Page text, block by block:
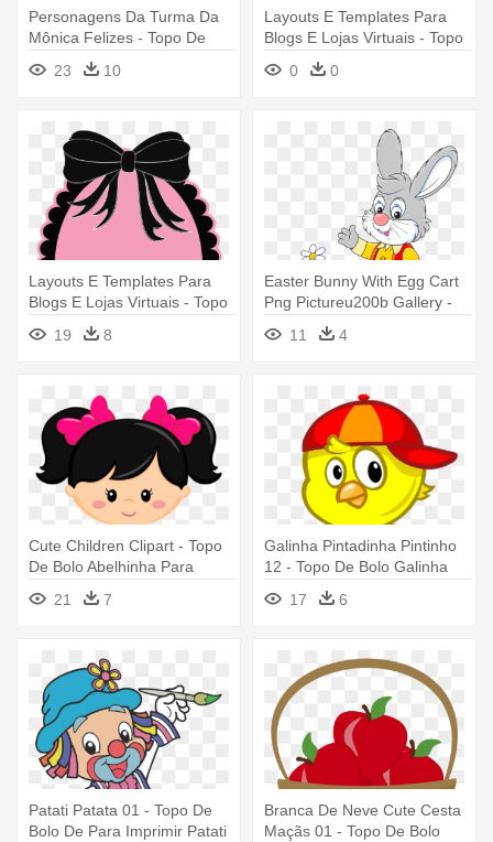
Personagens Da Turma Da
Mônica Felizes - Topo De
Bolo Turma Da Monica Para
Imprimir
23 10
Layouts E Templates Para
Blogs E Lojas Virtuais - Topo
De Bolo Dourado Para
Imprimir
0 0
Layouts E Templates Para
Blogs E Lojas Virtuais - Topo
De Bolo Paris Png
19 8
Easter Bunny With Egg Cart
Png Pictureu200b Gallery -
Topo De Bolo Pascoa Para
Imprimir
11 4
Cute Children Clipart - Topo
De Bolo Abelhinha Para
21 7
Galinha Pintadinha Pintinho
12 - Topo De Bolo Galinha
Pintadinha Para Imprimir
17 6
Patati Patata 01 - Topo De
Bolo De Para Imprimir Patati
Branca De Neve Cute Cesta
Maçãs 01 - Topo De Bolo